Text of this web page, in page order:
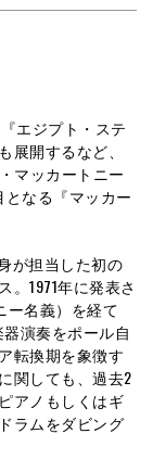
エジプト・ステ
開するなど、
マッカートニー
なる『マッカー
が担当した初の
1971年に発表さ
ー名義）を経て
演奏をポール自
転換期を象徴す
関しても、過去2
アノもしくはギ
ラムをダビング